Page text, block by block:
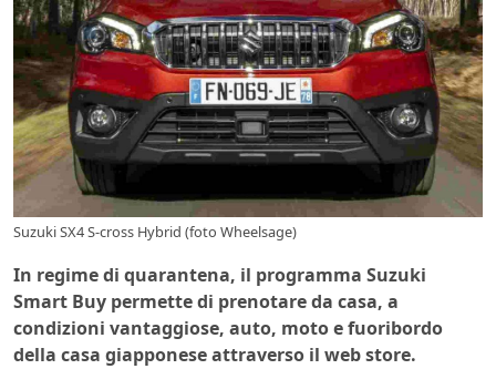
Suzuki SX4 S-cross Hybrid (foto Wheelsage)
In regime di quarantena, il programma Suzuki
Smart Buy permette di prenotare da casa, a
condizioni vantaggiose, auto, moto e fuoribordo
della casa giapponese attraverso il web store.